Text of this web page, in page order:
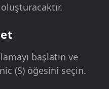
başlatın ve
(S) öğesini seçin.